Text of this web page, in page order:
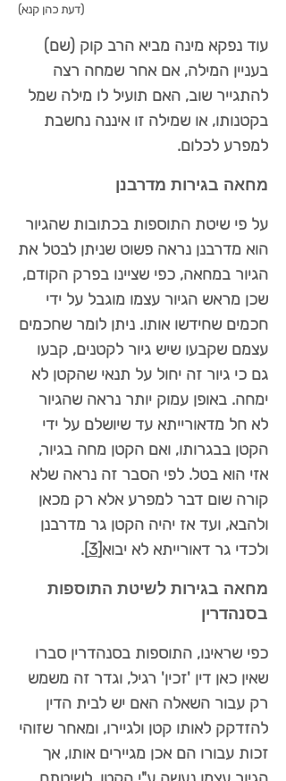
(דעת כהן קנא)
עוד נפקא מינה מביא הרב קוק (שם)
בעניין המילה, אם אחר שמחה רצה
להתגייר שוב, האם תועיל לו מילה שמל
בקטנותו, או שמילה זו איננה נחשבת
למפרע לכלום.
מחאה בגירות מדרבנן
על פי שיטת התוספות בכתובות שהגיור
הוא מדרבנן נראה פשוט שניתן לבטל את
הגיור במחאה, כפי שציינו בפרק הקודם,
שכן מראש הגיור עצמו מוגבל על ידי
חכמים שחידשו אותו. ניתן לומר שחכמים
עצמם שקבעו שיש גיור לקטנים, קבעו
גם כי גיור זה יחול על תנאי שהקטן לא
ימחה. באופן עמוק יותר נראה שהגיור
לא חל מדאורייתא עד שיושלם על ידי
הקטן בבגרותו, ואם הקטן מחה בגיור,
אזי הוא בטל. לפי הסבר זה נראה שלא
קורה שום דבר למפרע אלא רק מכאן
ולהבא, ועד אז יהיה הקטן גר מדרבנן
ולכדי גר דאורייתא לא יבוא [3]
.
מחאה בגירות לשיטת התוספות
בסנהדרין
כפי שראינו, התוספות בסנהדרין סברו
שאין כאן דין 'זכין' רגיל, וגדר זה משמש
רק עבור השאלה האם יש לבית הדין
להזדקק לאותו קטן ולגיירו, ומאחר שזוהי
זכות עבורו הם אכן מגיירים אותו, אך